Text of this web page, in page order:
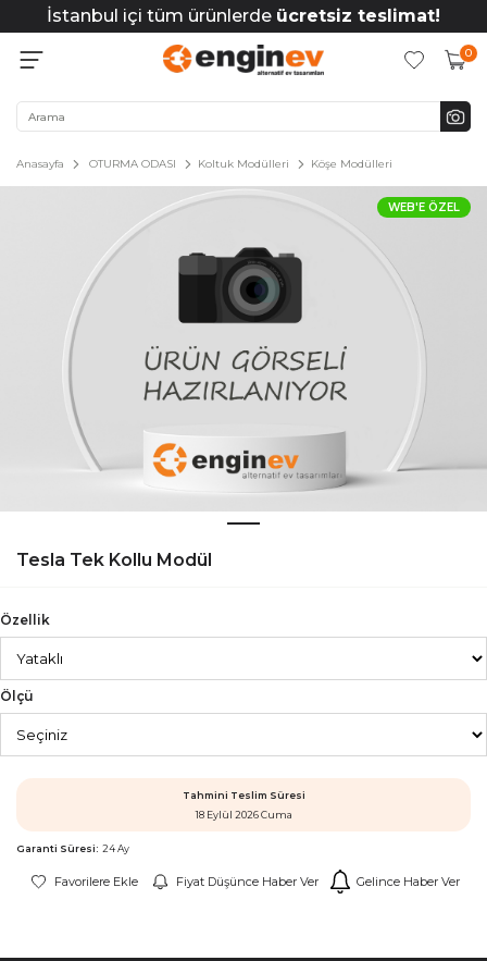
İstanbul içi tüm ürünlerde ücretsiz teslimat!
0
Anasayfa OTURMA ODASI Koltuk Modülleri Köşe Modülleri
WEB'E ÖZEL
Tesla Tek Kollu Modül
Özellik
Ölçü
Tahmini Teslim Süresi
18 Eylül 2026 Cuma
Garanti Süresi: 24 Ay
Favorilere Ekle Fiyat Düşünce Haber Ver Gelince Haber Ver